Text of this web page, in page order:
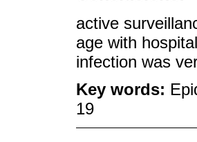
active
age with
infection was
Key words:
19